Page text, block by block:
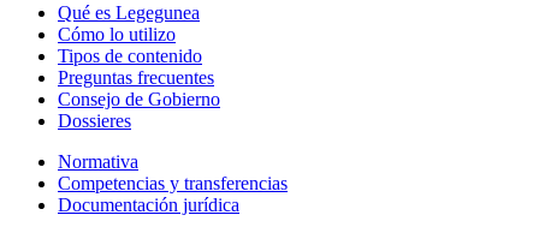
Qué es Legegunea
Cómo lo utilizo
Tipos de contenido
Preguntas frecuentes
Consejo de Gobierno
Dossieres
Normativa
Competencias y transferencias
Documentación jurídica